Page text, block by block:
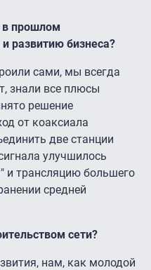
прошлом
развитию бизнеса?
сами, мы всегда
знали все плюсы
решение
от коаксиала
две станции
улучшилось
и трансляцию большего
средней
сети?
нам, как молодой